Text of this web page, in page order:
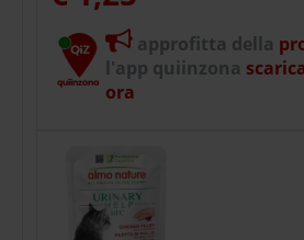
approfitta della
l'app quiinzona
ora